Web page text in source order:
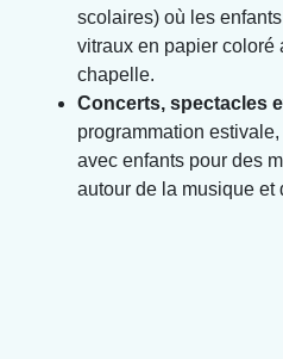
scolaires) où les
vitraux en papier coloré
chapelle.
Concerts, spectacles
programmation
avec enfants pour des
autour de la musique et